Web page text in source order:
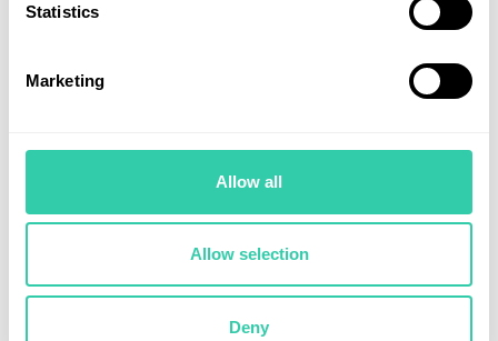
Statistics
Marketing
Allow all
Allow selection
Deny